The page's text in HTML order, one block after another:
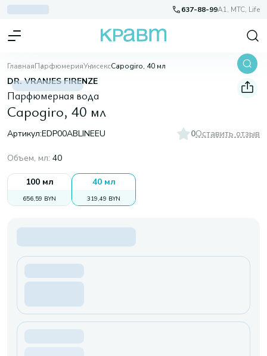
637-88-99A1, МТС, Life
ГлавнаяПарфюмерияУнисексCapogiro, 40 мл
DR. VRANJES FIRENZE
Парфюмерная вода
Capogiro, 40 мл
Артикул:EDP00ABLINEEU 0Оставить отзыв
Объем, мл: 40
100 мл
656,59 BYN
40 мл
319,49 BYN